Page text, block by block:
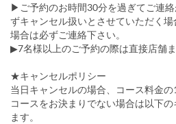
▶ご予約のお時間30分を過ぎてご連
ずキャンセル扱いとさせていただく
場合は必ずご連絡下さい。
▶7名様以上のご予約の際は直接店舗
★キャンセルポリシー
当日キャンセルの場合、コース料金の
コースをお決まりでない場合は以下
ます。